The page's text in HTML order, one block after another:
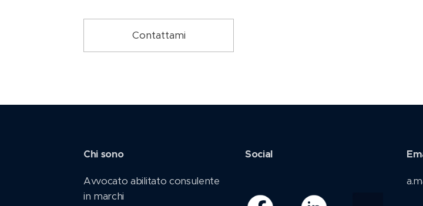
Contattami
Chi sono
Avvocato abilitato consulente
in marchi
Social